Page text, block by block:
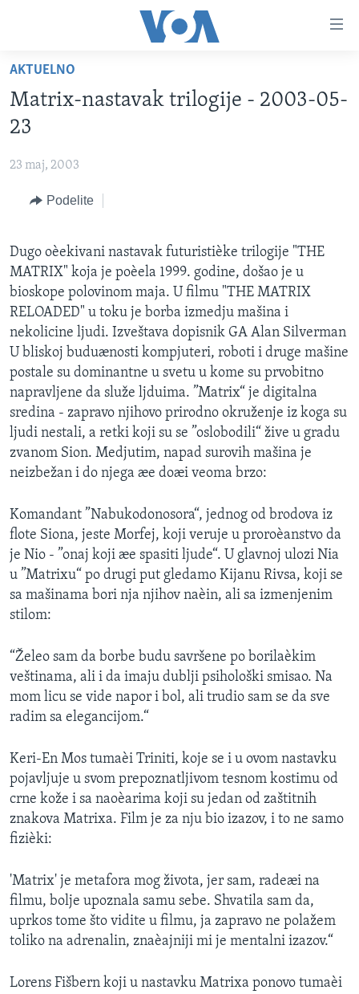
glavni
sadržaj
Idi
na
glavnu
navigaciju
BALKAN
GLOBALNE TEME
NAUKA I TEHNOLOGIJA
MEDICINA
KULTURA
DRUŠTVO
SPORT
INTERVJU
OTVORENI STUDIO
IZ AMERIKE
Jezici
AKTUELNO
Matrix-nastavak trilogije - 2003-05-
23
23 maj, 2003
Podelite
Dugo oèekivani nastavak futuristièke trilogije "THE
MATRIX" koja je poèela 1999. godine, došao je u
bioskope polovinom maja. U filmu "THE MATRIX
RELOADED" u toku je borba izmedju mašina i
nekolicine ljudi. Izveštava dopisnik GA Alan Silverman
U bliskoj buduænosti kompjuteri, roboti i druge mašine
postale su dominantne u svetu u kome su prvobitno
napravljene da služe ljduima. ”Matrix“ je digitalna
sredina - zapravo njihovo prirodno okruženje iz koga su
ljudi nestali, a retki koji su se ”oslobodili“ žive u gradu
zvanom Sion. Medjutim, napad surovih mašina je
neizbežan i do njega æe doæi veoma brzo:
Komandant ”Nabukodonosora“, jednog od brodova iz
flote Siona, jeste Morfej, koji veruje u proroèanstvo da
je Nio - ”onaj koji æe spasiti ljude“. U glavnoj ulozi Nia
u ”Matrixu“ po drugi put gledamo Kijanu Rivsa, koji se
sa mašinama bori nja njihov naèin, ali sa izmenjenim
stilom:
“Želeo sam da borbe budu savršene po borilaèkim
veštinama, ali i da imaju dublji psihološki smisao. Na
mom licu se vide napor i bol, ali trudio sam se da sve
radim sa elegancijom.“
Keri-En Mos tumaèi Triniti, koje se i u ovom nastavku
pojavljuje u svom prepoznatljivom tesnom kostimu od
crne kože i sa naoèarima koji su jedan od zaštitnih
znakova Matrixa. Film je za nju bio izazov, i to ne samo
fizièki:
'Matrix' je metafora mog života, jer sam, radeæi na
filmu, bolje upoznala samu sebe. Shvatila sam da,
uprkos tome što vidite u filmu, ja zapravo ne polažem
toliko na adrenalin, znaèajniji mi je mentalni izazov.“
Lorens Fišbern koji u nastavku Matrixa ponovo tumaèi